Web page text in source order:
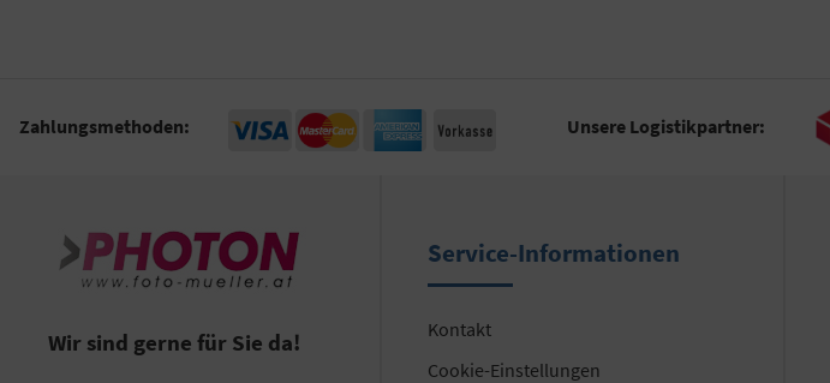
Zahlungsmethoden: Unsere Logistikpartner:
Wir sind gerne für Sie da!
Service-Informationen
Kontakt
Cookie-Einstellungen